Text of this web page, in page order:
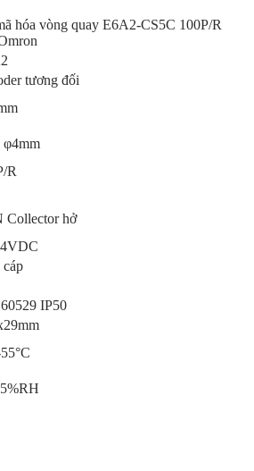
hóa vòng quay E6A2-CS5C 100P/R
tương đối
φ4mm
R
Collector hở
IP50